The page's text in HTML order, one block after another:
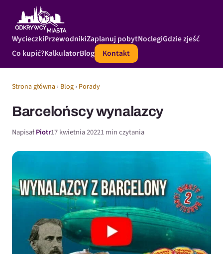
WycieczkiPrzewodnikiZaplanuj pobytNoclegiGdzie zjeść
Co kupić?KalkulatorBlog Kontakt
Strona główna › Blog › Porady
Barcelońscy wynalazcy
NapisałPiotr17 kwietnia 20221 min czytania